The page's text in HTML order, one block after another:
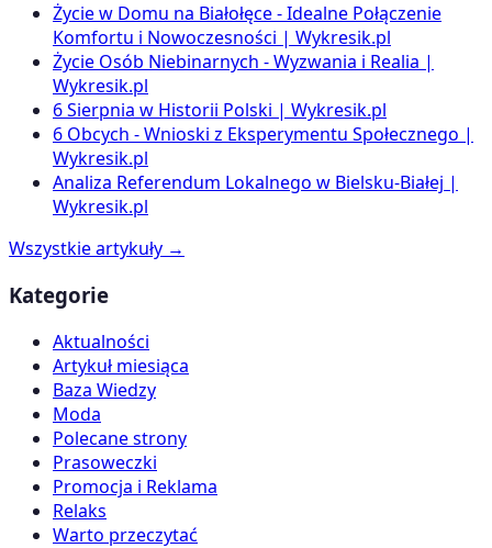
Życie w Domu na Białołęce - Idealne Połączenie
Komfortu i Nowoczesności | Wykresik.pl
Życie Osób Niebinarnych - Wyzwania i Realia |
Wykresik.pl
6 Sierpnia w Historii Polski | Wykresik.pl
6 Obcych - Wnioski z Eksperymentu Społecznego |
Wykresik.pl
Analiza Referendum Lokalnego w Bielsku-Białej |
Wykresik.pl
Wszystkie artykuły →
Kategorie
Aktualności
Artykuł miesiąca
Baza Wiedzy
Moda
Polecane strony
Prasoweczki
Promocja i Reklama
Relaks
Warto przeczytać